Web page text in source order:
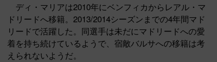
ディ・マリアは2010年にベンフィカからレアル・マ
ドリードへ移籍。2013/2014シーズンまでの4年間マド
リードで活躍した。同選手は未だにマドリードへの愛
着を持ち続けているようで、宿敵バルサへの移籍は考
えられないようだ。